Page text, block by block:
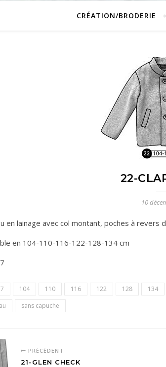
CRÉATION/BRODERIE
22-
10
en lainage avec col montant, poches à
en 104-110-116-122-128-134 cm
104 110 116 122 128 134
sans capuche
PRÉCÉDENT
21-GLEN CHECK